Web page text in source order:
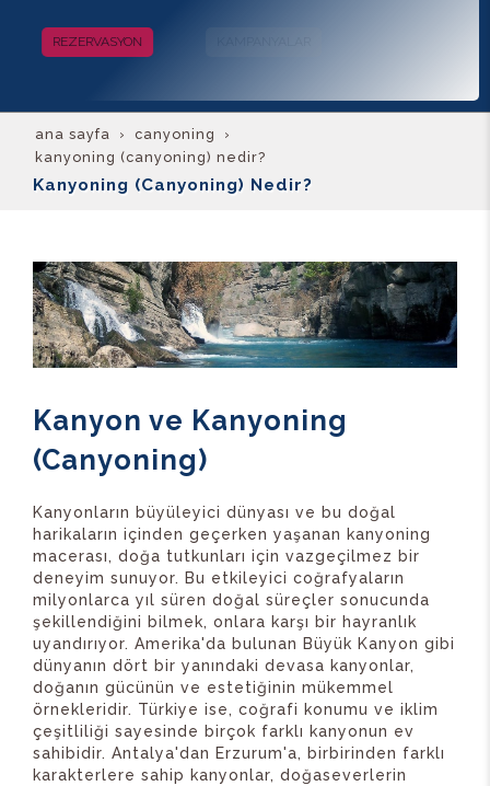
REZERVASYON
ana sayfa
canyoni̇ng
kanyoning (canyoning) nedir?
Kanyoning (Canyoning) Nedir?
Kanyon ve Kanyoning
(Canyoning)
Kanyonların büyüleyici dünyası ve bu doğal
harikaların içinden geçerken yaşanan kanyoning
macerası, doğa tutkunları için vazgeçilmez bir
deneyim sunuyor. Bu etkileyici coğrafyaların
milyonlarca yıl süren doğal süreçler sonucunda
şekillendiğini bilmek, onlara karşı bir hayranlık
uyandırıyor. Amerika'da bulunan Büyük Kanyon gibi
dünyanın dört bir yanındaki devasa kanyonlar,
doğanın gücünün ve estetiğinin mükemmel
örnekleridir. Türkiye ise, coğrafi konumu ve iklim
çeşitliliği sayesinde birçok farklı kanyonun ev
sahibidir. Antalya'dan Erzurum'a, birbirinden farklı
karakterlere sahip kanyonlar, doğaseverlerin